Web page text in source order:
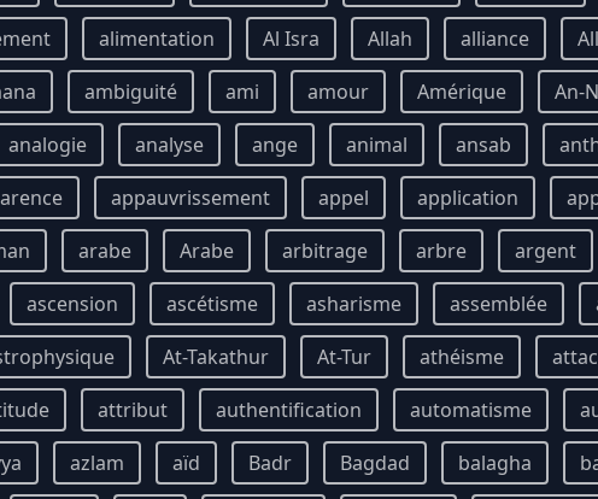
alimentation Al Isra Allah alliance
ambiguité ami amour Amérique An-
analogie analyse ange animal ansab
appauvrissement appel application
arabe Arabe arbitrage arbre argent
ascension ascétisme asharisme assemblée
At-Takathur At-Tur athéisme
attribut authentification automatisme
azlam aïd Badr Bagdad balagha